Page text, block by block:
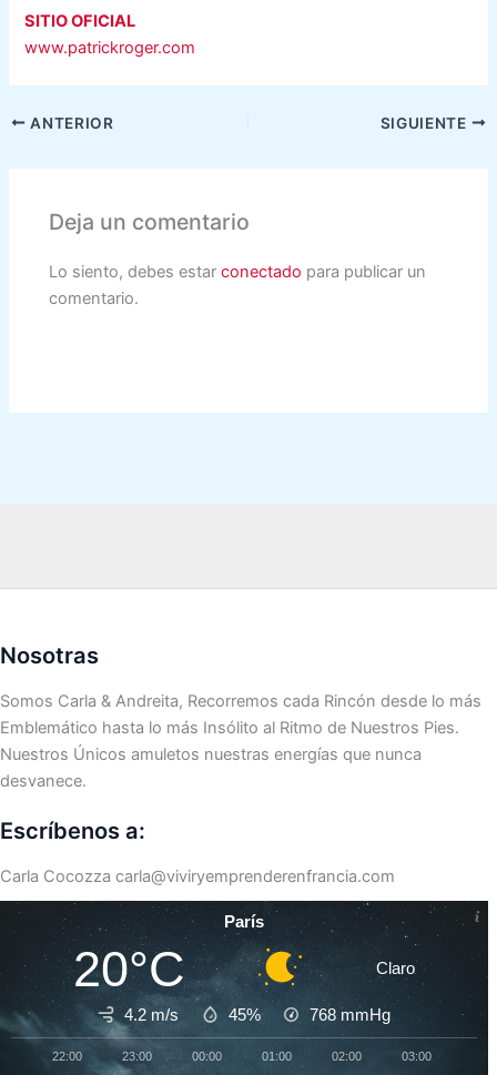
SITIO OFICIAL
www.patrickroger.com
ANTERIOR SIGUIENTE
Deja un comentario
Lo siento, debes estarconectado para publicar un
comentario.
Nosotras
Somos Carla & Andreita, Recorremos cada Rincón desde lo más
Emblemático hasta lo más Insólito al Ritmo de Nuestros Pies.
Nuestros Únicos amuletos nuestras energías que nunca
desvanece.
Escríbenos a:
Carla Cocozza carla@viviryemprenderenfrancia.com
París
20°C Claro
4.2 m/s 45% 768 mmHg
22:00 23:00 00:00 01:00 02:00 03:00